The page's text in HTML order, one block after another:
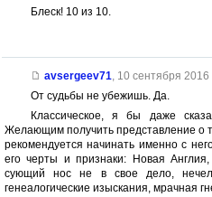
Блеск! 10 из 10.
avsergeev71, 10 сентября 2016
От судьбы не убежишь. Да.
Классическое, я бы даже
Желающим получить представление о
рекомендуется начинать именно с
его черты и признаки: Новая Англия,
сующий нос не в свое дело,
генеалогические изыскания, мрачная